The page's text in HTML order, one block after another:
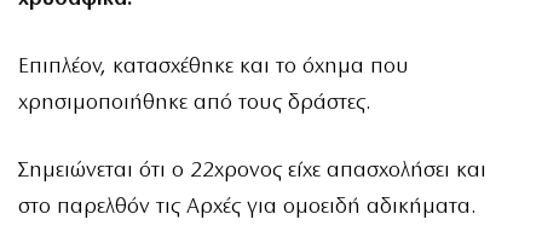
Επιπλέον, κατασχέθηκε και το όχημα που
χρησιμοποιήθηκε από τους δράστες.
Σημειώνεται ότι ο 22χρονος είχε απασχολήσει και
στο παρελθόν τις Αρχές για ομοειδή αδικήματα.